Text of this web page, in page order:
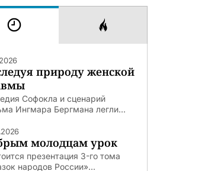
природу женской
Софокла и сценарий
Ингмара Бергмана легли...
молодцам урок
презентация 3-го тома
народов России»...